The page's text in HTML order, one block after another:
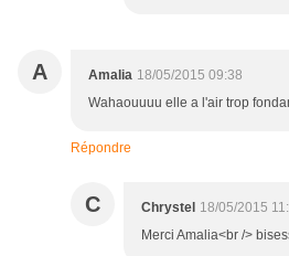
A Amalia 18/05/2015 09:38
Wahaouuuu elle a l'air trop
Répondre
C Chrystel 18/05/2015
Merci Amalia<br />